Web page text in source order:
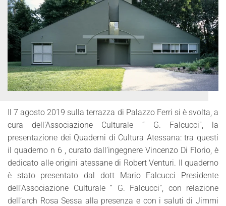
Il 7 agosto 2019 sulla terrazza di Palazzo Ferri si è svolta, a
cura dell’Associazione Culturale “ G. Falcucci”, la
presentazione dei Quaderni di Cultura Atessana: tra questi
il quaderno n 6 , curato dall’ingegnere Vincenzo Di Florio, è
dedicato alle origini atessane di Robert Venturi. Il quaderno
è stato presentato dal dott Mario Falcucci Presidente
dell’Associazione Culturale “ G. Falcucci”, con relazione
dell’arch Rosa Sessa alla presenza e con i saluti di Jimmi